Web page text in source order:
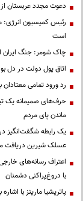
دعوت مجدد عربستان
رئیس کمیسیون
است
چاک شومر: جنگ ایران
اتاق پول دولت در دل
رد ورود تمامی
حرف‌های صمیمانه یک
ماندن پای مردم
یک رابطه شگفت‌انگیز
عسلک شیرین دریافت
اعتراف رسانه‌های
با دروغ‌پراکنی دشمنان
پاتریشیا مارینز با